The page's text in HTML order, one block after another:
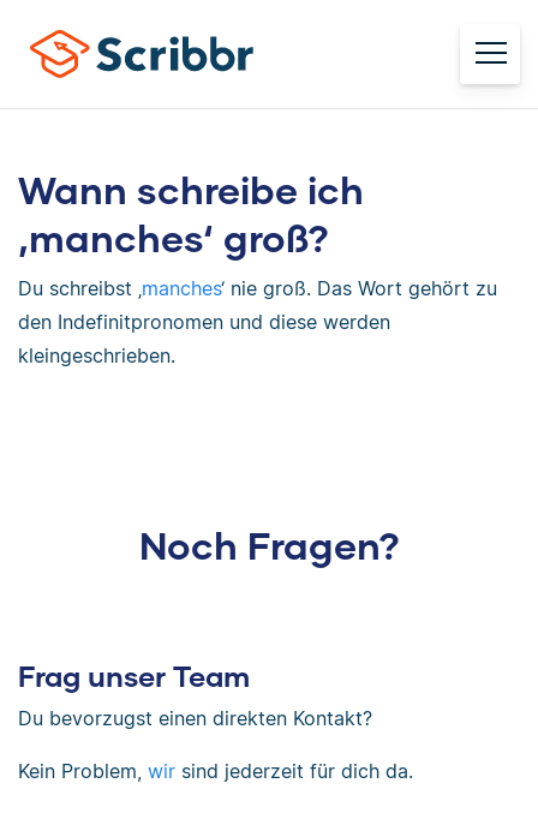
Wann schreibe ich
‚manches‘ groß?
Du schreibst ‚manches‘ nie groß. Das Wort gehört zu
den Indefinitpronomen und diese werden
kleingeschrieben.
Noch Fragen?
Frag unser Team
Du bevorzugst einen direkten Kontakt?
Kein Problem, wir sind jederzeit für dich da.